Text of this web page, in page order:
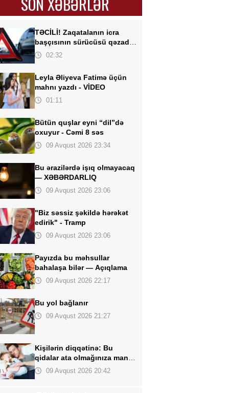
TƏCİLİ! Zaqatalanın icra
başçısının sürücüsü qəzada
öldü02:32
Leyla Əliyeva Fatimə üçün
mahnı yazdı - VİDEO
01:11
Bütün quşlar eyni “dil”də
oxuyur -Cəmi 8 səs
09 Avqust 2026 23:34
Bu ərazilərdə işıq olmayacaq
—XƏBƏRDARLIQ
09 Avqust 2026 23:06
"Biz səssiz şəkildə hərəkət
edirik" - Tramp
09 Avqust 2026 23:06
Payızda bu məhsullar
bahalaşa bilər —Açıqlama
09 Avqust 2026 22:17
Bu yol bağlanır
09 Avqust 2026 21:27
Kişilərin diqqətinə: Bu
qidalar ata olmağınıza mane
olur09 Avqust 2026 20:42